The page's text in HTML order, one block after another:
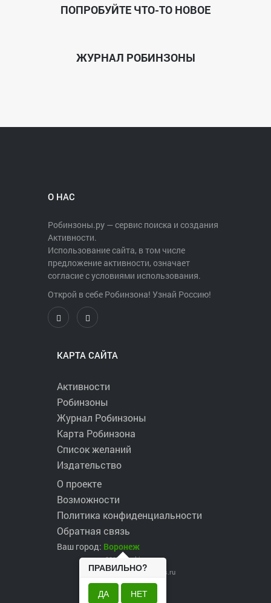
ПОПРОБУЙТЕ ЧТО-ТО НОВОЕ
ЖУРНАЛ РОБИНЗОНЫ
О НАС
Робинзоны.ру — сервис поиска и создания
Активности.
Использование сайта, в том числе
предложение активности, означает
согласие с условиями использования.
Открой в себе Робинзона! Узнай Россию!
КАРТА САЙТА
Активности
Робинзоны
Журнал Робинзоны
Карта Робинзона
Список желаний
Издательство
О проекте
Возможности
Политика конфиденциальности
Обратная связь
Ваш город: Воронеж
ПРАВИЛЬНО?
ДА НЕТ
2017 ©robinzons.ru
robinzons@robinzons.ru